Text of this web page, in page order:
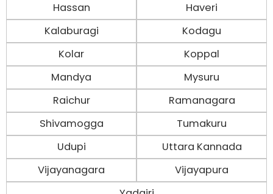
Hassan
Haveri
Kalaburagi
Kodagu
Kolar
Koppal
Mandya
Mysuru
Raichur
Ramanagara
Shivamogga
Tumakuru
Udupi
Uttara Kannada
Vijayanagara
Vijayapura